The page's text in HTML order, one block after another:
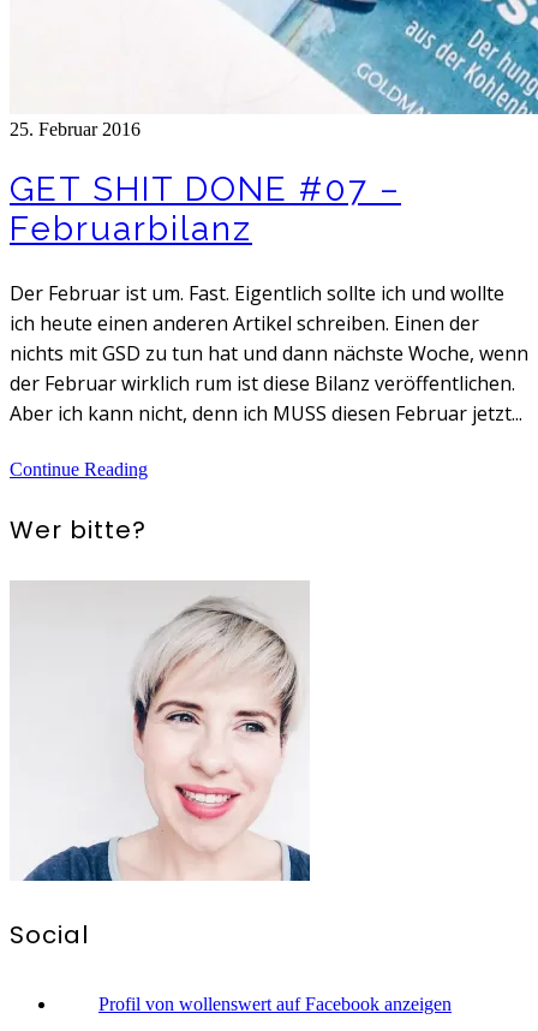
25. Februar 2016
GET SHIT DONE #07 –
Februarbilanz
Der Februar ist um. Fast. Eigentlich sollte ich und wollte
ich heute einen anderen Artikel schreiben. Einen der
nichts mit GSD zu tun hat und dann nächste Woche, wenn
der Februar wirklich rum ist diese Bilanz veröffentlichen.
Aber ich kann nicht, denn ich MUSS diesen Februar jetzt...
Continue Reading
Wer bitte?
Social
Profil von wollenswert auf Facebook anzeigen